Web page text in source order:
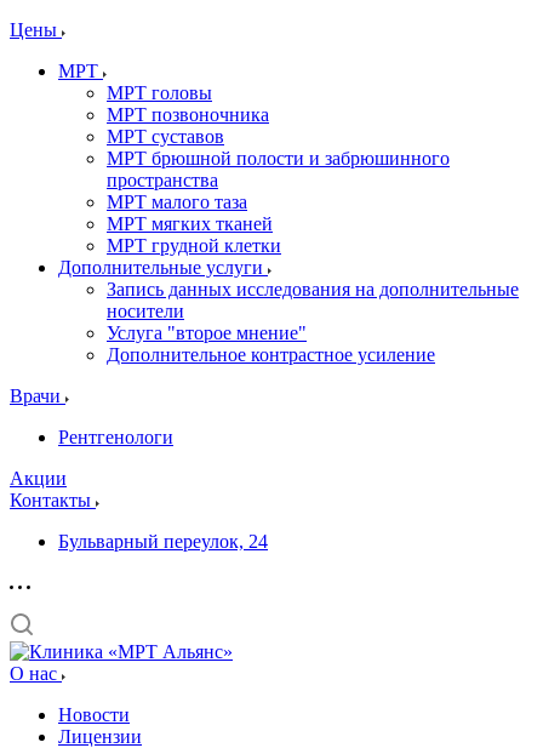
Цены
МРТ
МРТ головы
МРТ позвоночника
МРТ суставов
МРТ брюшной полости и забрюшинного
пространства
МРТ малого таза
МРТ мягких тканей
МРТ грудной клетки
Дополнительные услуги
Запись данных исследования на дополнительные
носители
Услуга "второе мнение"
Дополнительное контрастное усиление
Врачи
Рентгенологи
Акции
Контакты
Бульварный переулок, 24
О нас
Новости
Лицензии